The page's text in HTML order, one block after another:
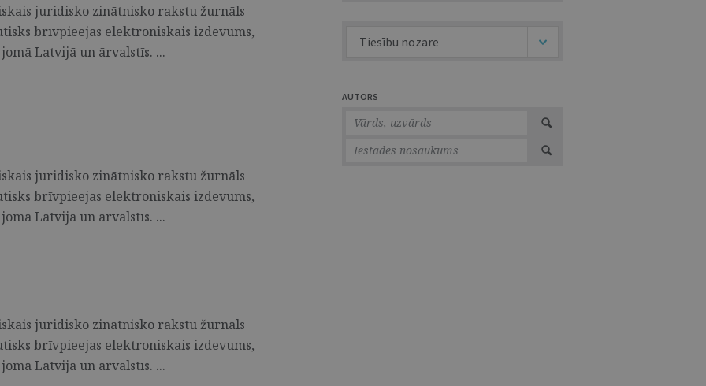
juridisko zinātnisko rakstu žurnāls
brīvpieejas elektroniskais izdevums,
Latvijā un ārvalstīs. ...
juridisko zinātnisko rakstu žurnāls
brīvpieejas elektroniskais izdevums,
Latvijā un ārvalstīs. ...
juridisko zinātnisko rakstu žurnāls
brīvpieejas elektroniskais izdevums,
Latvijā un ārvalstīs. ...
Tiesību nozare
AUTORS